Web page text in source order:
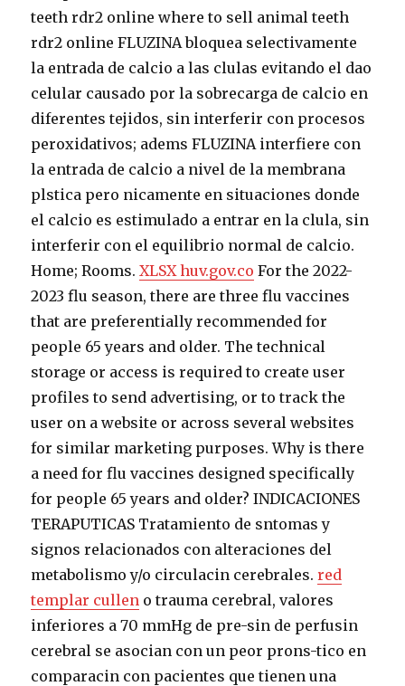
teeth rdr2 online where to sell animal teeth
rdr2 online FLUZINA bloquea selectivamente
la entrada de calcio a las clulas evitando el dao
celular causado por la sobrecarga de calcio en
diferentes tejidos, sin interferir con procesos
peroxidativos; adems FLUZINA interfiere con
la entrada de calcio a nivel de la membrana
plstica pero nicamente en situaciones donde
el calcio es estimulado a entrar en la clula, sin
interferir con el equilibrio normal de calcio.
Home; Rooms.XLSXhuv.gov.co For the 2022-
2023 flu season, there are three flu vaccines
that are preferentially recommended for
people 65 years and older. The technical
storage or access is required to create user
profiles to send advertising, or to track the
user on a website or across several websites
for similar marketing purposes. Why is there
a need for flu vaccines designed specifically
for people 65 years and older? INDICACIONES
TERAPUTICAS Tratamiento de sntomas y
signos relacionados con alteraciones del
metabolismo y/o circulacin cerebrales.red
templar cullen o trauma cerebral, valores
inferiores a 70 mmHg de pre-sin de perfusin
cerebral se asocian con un peor prons-tico en
comparacin con pacientes que tienen una